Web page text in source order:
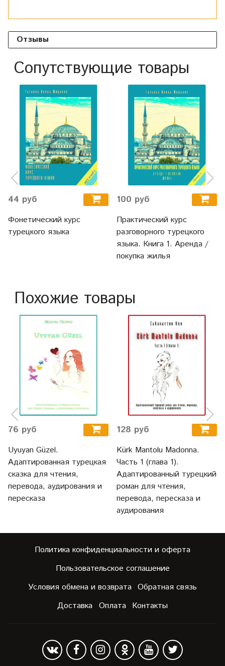
Отзывы
Сопутствующие товары
44 руб
Фонетический курс
турецкого языка
100 руб
Практический курс
разговорного турецкого
языка. Книга 1. Аренда /
покупка жилья
Похожие товары
76 руб
Uyuyan Güzel.
Адаптированная турецкая
сказка для чтения,
перевода, аудирования и
пересказа
128 руб
Kürk Mantolu Madonna.
Часть 1 (глава 1).
Адаптированный турецкий
роман для чтения,
перевода, пересказа и
аудирования
Политика конфиденциальности и оферта
Пользовательское соглашение
Условия обмена и возврата Обратная связь
Доставка Оплата Контакты